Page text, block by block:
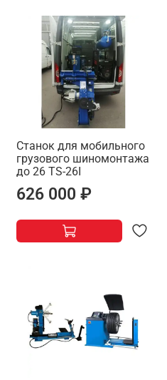
Станок для мобильного
грузового шиномонтажа
до 26 TS-26I
626 000 ₽